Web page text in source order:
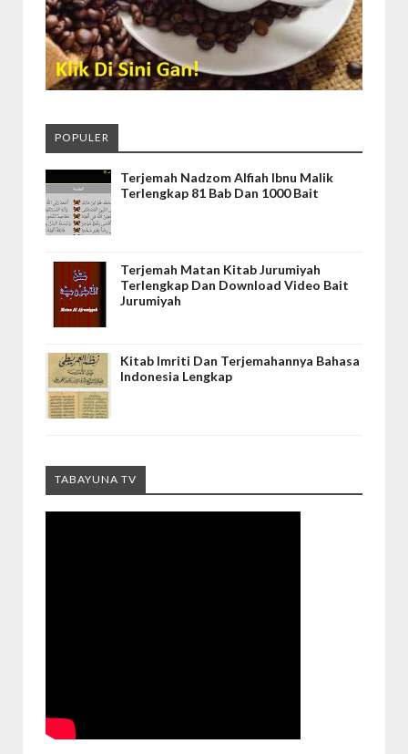
POPULER
Terjemah Nadzom Alfiah Ibnu Malik
Terlengkap 81 Bab Dan 1000 Bait
Terjemah Matan Kitab Jurumiyah
Terlengkap Dan Download Video Bait
Jurumiyah
Kitab Imriti Dan Terjemahannya Bahasa
Indonesia Lengkap
TABAYUNA TV